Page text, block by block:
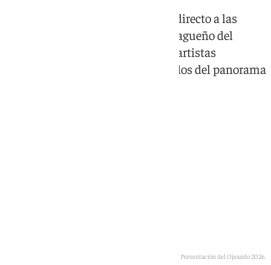
Ojeando 2026 lleva la música en directo a las
plazas y calles del municipio malagueño del
interior con un cartel que mezcla artistas
emergentes y nombres consolidados del panorama
Presentación del Ojeando 2026.